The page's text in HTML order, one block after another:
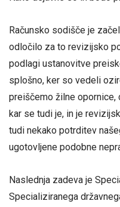
Računsko sodišče je
odločilo za to revizijsko
podlagi ustanovitve
splošno, ker so vedeli
preiščemo žilne
kar se tudi je, in je
tudi nekako potrditev
ugotovljene podobne
Naslednja zadeva je
Specializiranega